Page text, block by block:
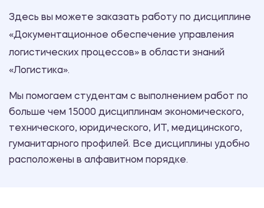
Здесь вы можете заказать работу по дисциплине
«Документационное обеспечение управления
логистических процессов» в области знаний
«Логистика».
Мы помогаем студентам с выполнением работ по
больше чем 15000 дисциплинам экономического,
технического, юридического, ИТ, медицинского,
гуманитарного профилей. Все дисциплины удобно
расположены в алфавитном порядке.